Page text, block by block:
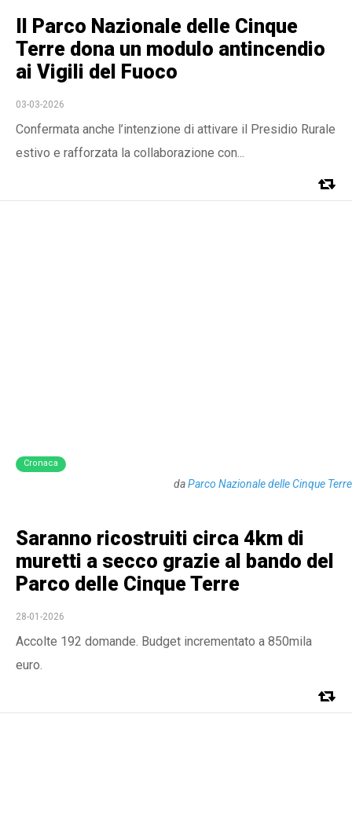
Il Parco Nazionale delle Cinque
Terre dona un modulo antincendio
ai Vigili del Fuoco
03-03-2026
Confermata anche l’intenzione di attivare il Presidio Rurale
estivo e rafforzata la collaborazione con...
Cronaca
daParco Nazionale delle Cinque Terre
Saranno ricostruiti circa 4km di
muretti a secco grazie al bando del
Parco delle Cinque Terre
28-01-2026
Accolte 192 domande. Budget incrementato a 850mila
euro.